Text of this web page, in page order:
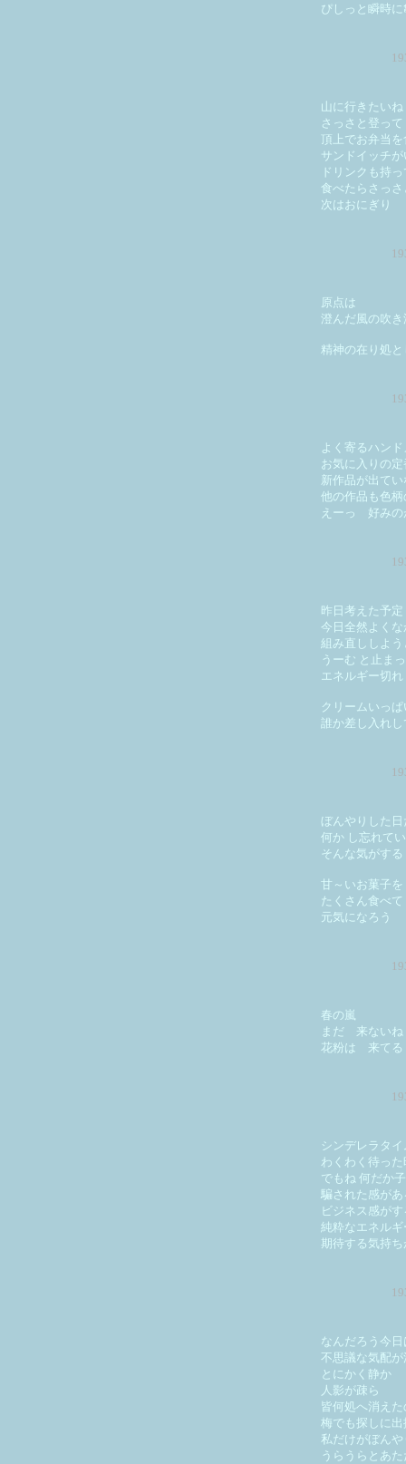
ぴしっと瞬時
山に行きたいね
さっさと登って
頂上でお弁当
サンドイッチが
ドリンクも持っ
食べたらさっ
次はおにぎり
原点は
澄んだ風の吹き
精神の在り処と
よく寄るハン
お気に入りの
新作品が出てい
他の作品も色
えーっ 好みの
昨日考えた予定
今日全然よくな
組み直ししよう
うーむ と止ま
エネルギー切れ
クリームいっ
誰か差し入れ
ぼんやりした日
何か し忘れて
そんな気がする
甘～いお菓子を
たくさん食べて
元気になろう
春の嵐
まだ 来ないね
花粉は 来てる
シンデレラタイ
わくわく待っ
でもね 何だか
騙された感があ
ビジネス感がす
純粋なエネル
期待する気持ち
なんだろう今日
不思議な気配が
とにかく静か
人影が疎ら
皆何処へ消えた
梅でも探しに
私だけがぼん
うらうらとあた